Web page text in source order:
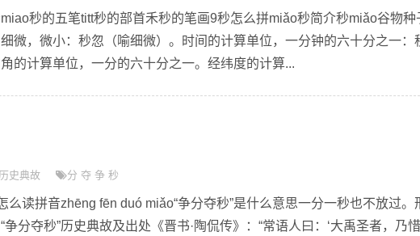
秒的五笔titt秒的部首禾秒的笔画9秒怎么拼miǎo秒简介秒miǎo谷物种
细微，微小：秒忽（喻细微）。时间的计算单位，一分钟的六十分之一：
的计算单位，一分的六十分之一。经纬度的计算...
史典故 分 夺 争 秒
么读拼音zhēng fēn duó miǎo“争分夺秒”是什么意思一分一秒也不放过。
争分夺秒”历史典故及出处《晋书·陶侃传》：“常语人曰：‘大禹圣者，乃